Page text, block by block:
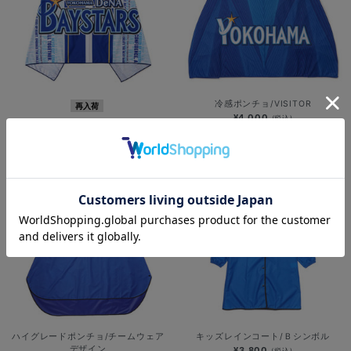
再入荷 冷感ポンチョ/VISITOR
¥4,000(税込)
ハイグレードポンチョ/チームウェア
キッズレインコート/Ｂシンボル